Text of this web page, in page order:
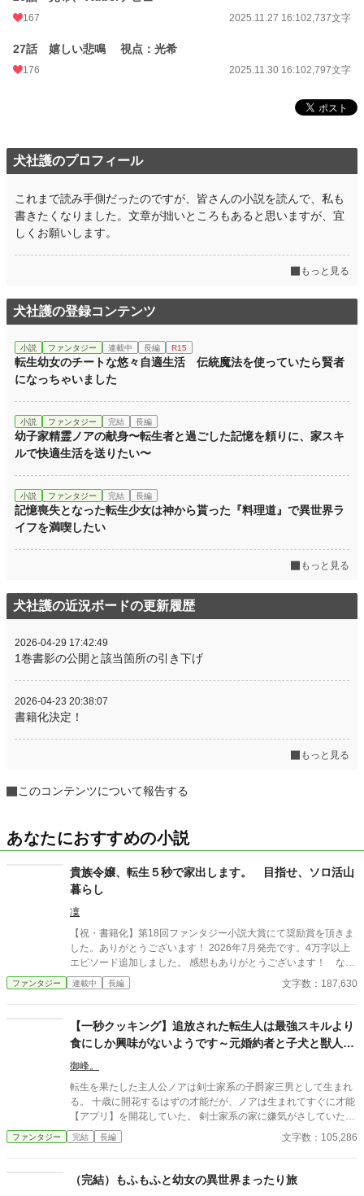
167 2025.11.27 16:102,737文字
27話 嬉しい悲鳴 視点：光希
176 2025.11.30 16:102,797文字
犬社護のプロフィール
これまで読み手側だったのですが、皆さんの小説を読んで、私も
書きたくなりました。文章が拙いところもあると思いますが、宜
しくお願いします。
もっと見る
犬社護の登録コンテンツ
小説 ファンタジー 連載中 長編 R15
転生幼女のチートな悠々自適生活 伝統魔法を使っていたら賢者
になっちゃいました
小説 ファンタジー 完結 長編
幼子家精霊ノアの献身〜転生者と過ごした記憶を頼りに、家スキ
ルで快適生活を送りたい〜
小説 ファンタジー 完結 長編
記憶喪失となった転生少女は神から貰った『料理道』で異世界ラ
イフを満喫したい
もっと見る
犬社護の近況ボードの更新履歴
2026-04-29 17:42:49
1巻書影の公開と該当箇所の引き下げ
2026-04-23 20:38:07
書籍化決定！
もっと見る
このコンテンツについて報告する
あなたにおすすめの小説
貴族令嬢、転生５秒で家出します。 目指せ、ソロ活山
暮らし
凜
【祝・書籍化】第18回ファンタジー小説大賞にて奨励賞を頂きま
した。ありがとうございます！ 2026年7月発売です。4万字以上
エピソード追加しました。 感想もありがとうございます！ なか
なか返信できておりませんが、全て拝読させていただいておりま
す。 貴族令嬢に転生したリルは、前世の記憶に混乱しつつも今世
う。 前世の社畜生活で疲れていたため、山奥で魔法の才能を生か
しスローライフを目指すことにした。しかししょっぱなから魔物
に襲われ、元宮廷魔法士と出会ったり、はては皇子までやってき
てと、なんだかスローライフとは違う毎日で……？
ファンタジー 連載中 長編 文字数：187,630
【一秒クッキング】追放された転生人は最強スキルより
食にしか興味がないようです～元婚約者と子犬と獣人族
母娘との旅～
御峰。
転生を果たした主人公ノアは剣士家系の子爵家三男として生まれ
る。 十歳に開花するはずの才能だが、ノアは生まれてすぐに才能
【アプリ】を開花していた。 剣士家系の家に嫌気がさしていた主
人公は、剣士系のアプリではなく【一秒クッキング】をインスト
ールし、好きな食べ物を食べ歩くと決意する。 十歳に才能なしと
花させて、実家から煙たがれるようになった。 紆余曲折から二人
は再び出会い、休息日を一緒に過ごすようになる。 十二歳になり
ファンタジー 完結 長編 文字数：105,286
（完結）もふもふと幼女の異世界まったり旅